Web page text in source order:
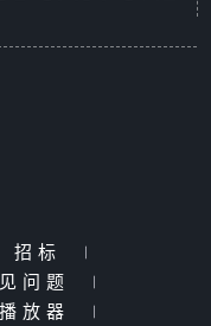
招标
|
问题
|
放器
|